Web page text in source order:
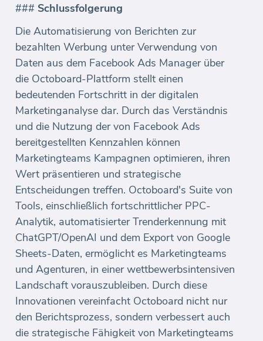
### Schlussfolgerung
Die Automatisierung von Berichten zur
bezahlten Werbung unter Verwendung von
Daten aus dem Facebook Ads Manager über
die Octoboard-Plattform stellt einen
bedeutenden Fortschritt in der digitalen
Marketinganalyse dar. Durch das Verständnis
und die Nutzung der von Facebook Ads
bereitgestellten Kennzahlen können
Marketingteams Kampagnen optimieren, ihren
Wert präsentieren und strategische
Entscheidungen treffen. Octoboard's Suite von
Tools, einschließlich fortschrittlicher PPC-
Analytik, automatisierter Trenderkennung mit
ChatGPT/OpenAI und dem Export von Google
Sheets-Daten, ermöglicht es Marketingteams
und Agenturen, in einer wettbewerbsintensiven
Landschaft vorauszubleiben. Durch diese
Innovationen vereinfacht Octoboard nicht nur
den Berichtsprozess, sondern verbessert auch
die strategische Fähigkeit von Marketingteams